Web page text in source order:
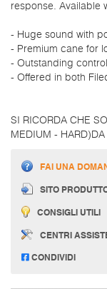
response. Available
- Huge sound with
- Premium cane for
- Outstanding
- Offered in both
SI RICORDA CHE
MEDIUM -
FAI UNA
SITO
CONSIGLI UTILI
CENTRI
CONDIVIDI